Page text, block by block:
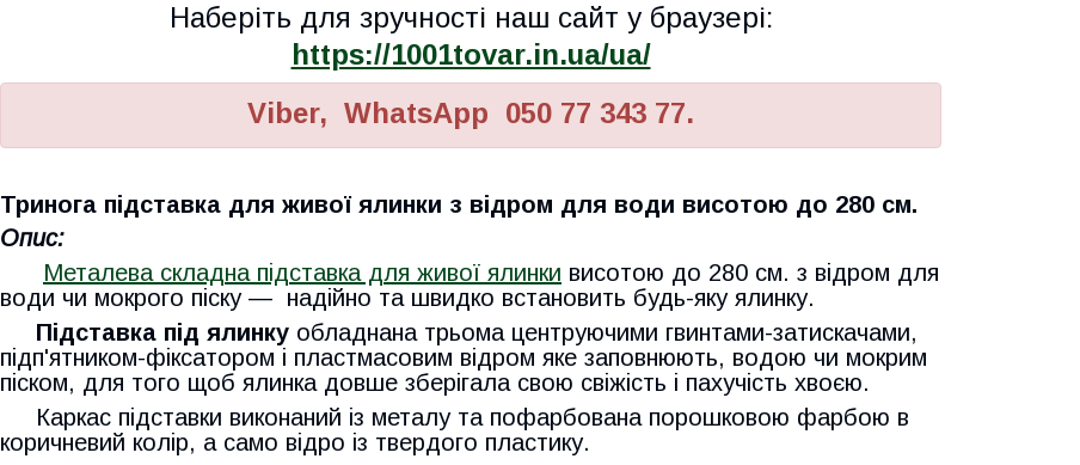
Наберіть для зручності наш сайт у браузері:
https://1001tovar.in.ua/ua/
Viber, WhatsApp 050 77 343 77.
Тринога підставка для живої ялинки з відром для води висотою до 280 см.
Опис:
Металева складна підставка для живої ялинки висотою до 280 см. з відром для
води чи мокрого піску — надійно та швидко встановить будь-яку ялинку.
Підставка під ялинку обладнана трьома центруючими гвинтами-затискачами,
підп'ятником-фіксатором і пластмасовим відром яке заповнюють, водою чи мокрим
піском, для того щоб ялинка довше зберігала свою свіжість і пахучість хвоєю.
Каркас підставки виконаний із металу та пофарбована порошковою фарбою в
коричневий колір, а само відро із твердого пластику.